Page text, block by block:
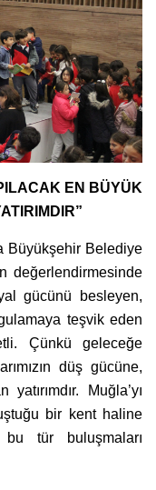
EN BÜYÜK
Büyükşehir Belediye
değerlendirmesinde
gücünü besleyen,
teşvik eden
Çünkü geleceğe
düş gücüne,
Muğla’yı
bir kent haline
bu tür buluşmaları